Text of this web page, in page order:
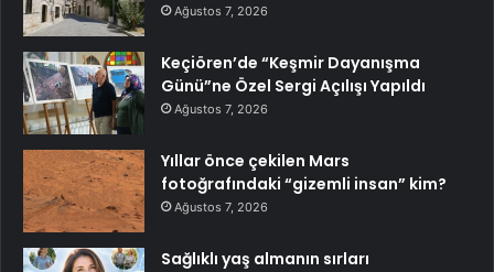
Ağustos 7, 2026
Keçiören’de “Keşmir Dayanışma
Günü”ne Özel Sergi Açılışı Yapıldı
Ağustos 7, 2026
Yıllar önce çekilen Mars
fotoğrafındaki “gizemli insan” kim?
Ağustos 7, 2026
Sağlıklı yaş almanın sırları